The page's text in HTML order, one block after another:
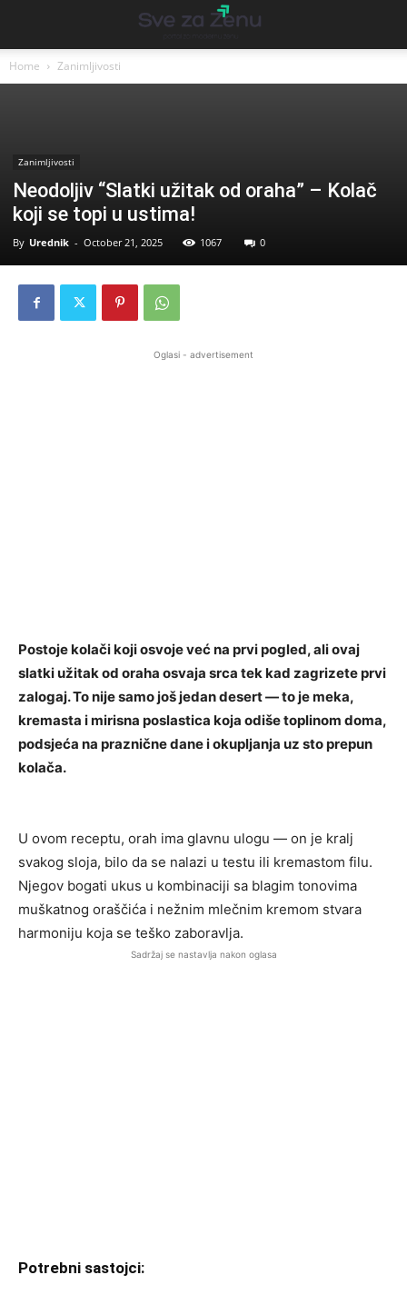
Home Zanimljivosti
Zanimljivosti
Neodoljiv “Slatki užitak od oraha” – Kolač
koji se topi u ustima!
By Urednik - October 21, 2025 1067 0
Oglasi - advertisement
Postoje kolači koji osvoje već na prvi pogled, ali ovaj
slatki užitak od oraha osvaja srca tek kad zagrizete prvi
zalogaj. To nije samo još jedan desert — to je meka,
kremasta i mirisna poslastica koja odiše toplinom doma,
podsjeća na praznične dane i okupljanja uz sto prepun
kolača.
U ovom receptu, orah ima glavnu ulogu — on je kralj
svakog sloja, bilo da se nalazi u testu ili kremastom filu.
Njegov bogati ukus u kombinaciji sa blagim tonovima
muškatnog oraščića i nežnim mlečnim kremom stvara
harmoniju koja se teško zaboravlja.
Sadržaj se nastavlja nakon oglasa
Potrebni sastojci: